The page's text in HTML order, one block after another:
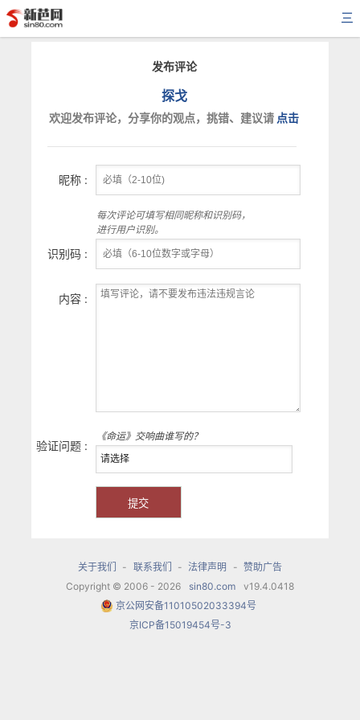
三
发布评论
探戈
欢迎发布评论，分享你的观点，挑错、建议请 点击
昵称 :
每次评论可填写相同昵称和识别码，
进行用户识别。
识别码 :
内容 :
验证问题 :
《命运》交响曲谁写的？
关于我们 - 联系我们 - 法律声明 - 赞助广告
Copyright © 2006 - 2026
sin80.com
v19.4.0418
京公网安备11010502033394号
京ICP备15019454号-3